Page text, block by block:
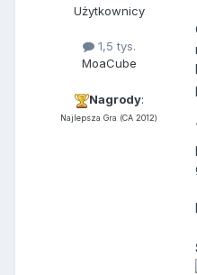
Użytkownicy
1,5 tys.
MoaCube
Nagrody:
Najlepsza Gra (CA 2012)